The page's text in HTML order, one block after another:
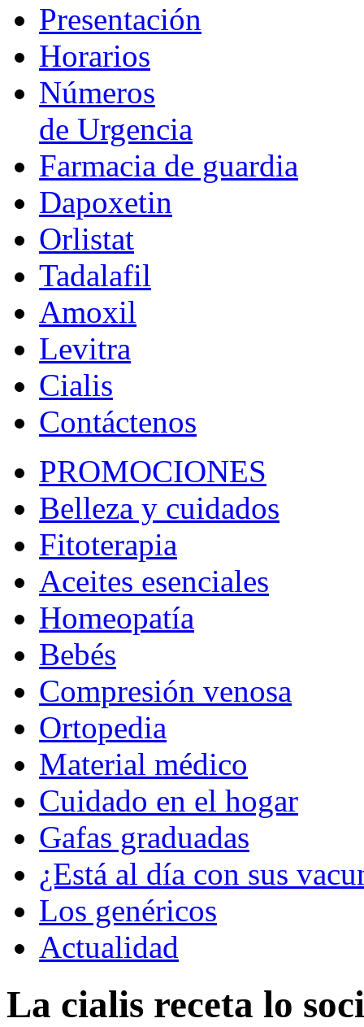
Presentación
Horarios
Números
de Urgencia
Farmacia de guardia
Dapoxetin
Orlistat
Tadalafil
Amoxil
Levitra
Cialis
Contáctenos
PROMOCIONES
Belleza y cuidados
Fitoterapia
Aceites esenciales
Homeopatía
Bebés
Compresión venosa
Ortopedia
Material médico
Cuidado en el hogar
Gafas graduadas
¿Está al día con sus
Los genéricos
Actualidad
La cialis receta lo